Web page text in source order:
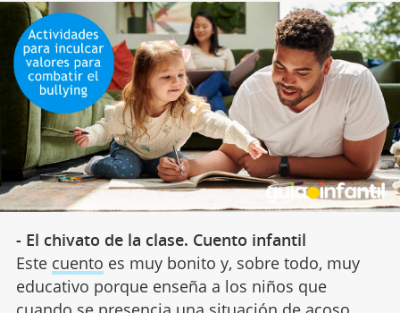
- El chivato de la clase. Cuento infantil
Este cuento es muy bonito y, sobre todo, muy
educativo porque enseña a los niños que